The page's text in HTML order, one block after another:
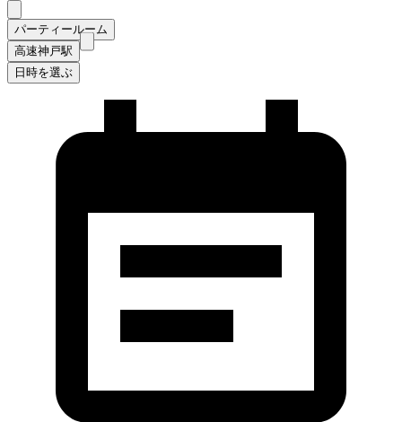
パーティールーム
高速神戸駅
日時を選ぶ